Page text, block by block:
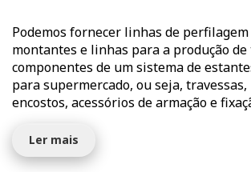
Podemos fornecer linhas de
montantes e linhas para a produção de
componentes de um sistema de
para supermercado, ou seja,
encostos, acessórios de armação e
Ler mais